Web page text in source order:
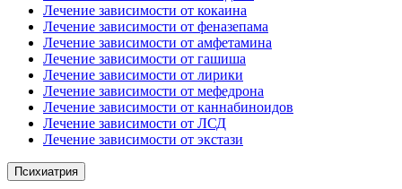
Лечение зависимости от кокаина
Лечение зависимости от феназепама
Лечение зависимости от амфетамина
Лечение зависимости от гашиша
Лечение зависимости от лирики
Лечение зависимости от мефедрона
Лечение зависимости от каннабиноидов
Лечение зависимости от ЛСД
Лечение зависимости от экстази
Психиатрия